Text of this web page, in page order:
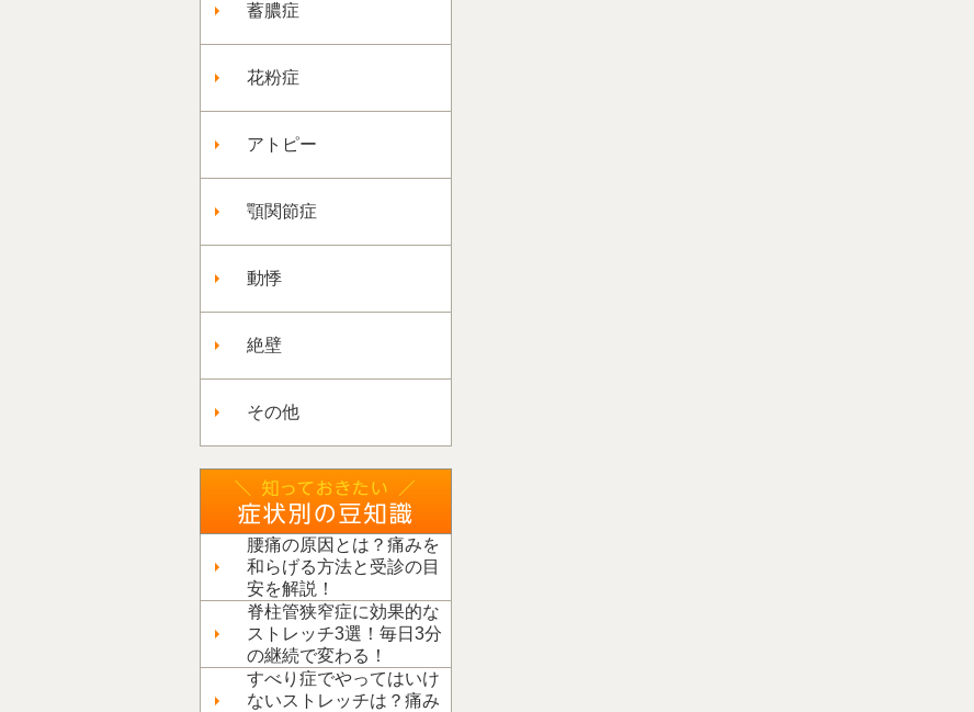
蓄膿症
花粉症
アトピー
顎関節症
動悸
絶壁
その他
腰痛の原因とは？痛みを
和らげる方法と受診の目
安を解説！
脊柱管狭窄症に効果的な
ストレッチ3選！毎日3分
の継続で変わる！
すべり症でやってはいけ
ないストレッチは？痛み